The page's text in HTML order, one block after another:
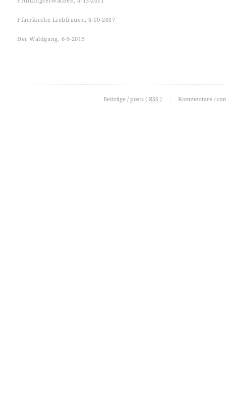
Pfarrkirche Liebfrauen, 6-10-2017
Der Waldgang, 6-9-2015
Beiträge / posts ( RSS ) Kommentare /